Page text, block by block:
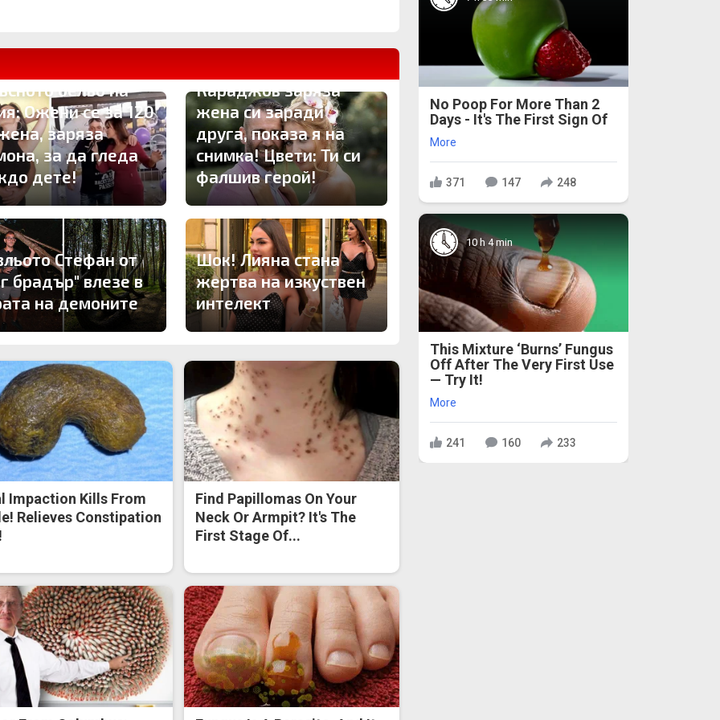
отмъщение!
бельо на
Ожени се за 120
заряза
за да гледа
дете!
Караджов заряза
жена си заради
друга, показа я на
снимка! Цвети: Ти си
фалшив герой!
Стефан от
брадър" влезе в
на демоните
Шок! Лияна стана
жертва на изкуствен
интелект
Impaction Kills From
Relieves Constipation
Find Papillomas On Your
Neck Or Armpit? It's The
First Stage Of...
No Poop For More Than 2
Days - It's The First Sign Of
More
371 147 248
10 h 4 min
This Mixture ‘Burns’ Fungus
Off After The Very First Use
— Try It!
More
241 160 233